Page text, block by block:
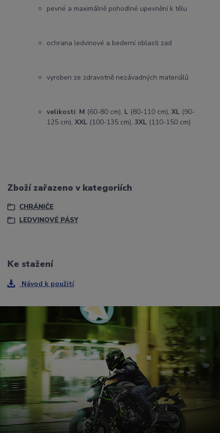
pevné a maximálně pohodlné upevnění k tělu
ochrana ledvinové a bederní oblasti zad
vyroben ze zdravotně nezávadných materiálů
velikosti: M (60-80 cm), L (80-110 cm), XL (90-
125 cm), XXL (100-135 cm), 3XL (110-150 cm)
Zboží zařazeno v kategoriích
CHRÁNIČE
LEDVINOVÉ PÁSY
Ke stažení
Návod k použití